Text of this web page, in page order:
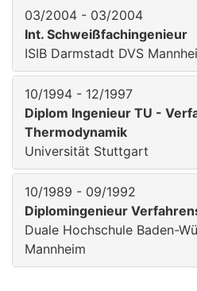
03/2004 - 03/2004
Int. Schweißfachingenieur
ISIB Darmstadt DVS
10/1994 - 12/1997
Diplom Ingenieur TU -
Thermodynamik
Universität Stuttgart
10/1989 - 09/1992
Diplomingenieur
Duale Hochschule Baden-
Mannheim